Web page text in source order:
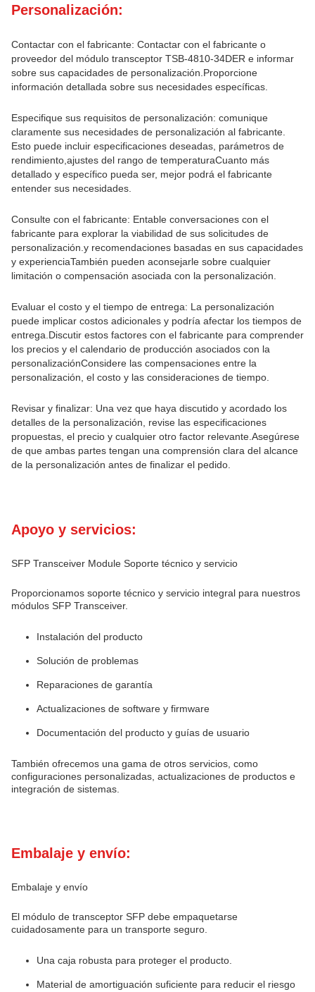
Personalización:
Contactar con el fabricante: Contactar con el fabricante o
proveedor del módulo transceptor TSB-4810-34DER e informar
sobre sus capacidades de personalización.Proporcione
información detallada sobre sus necesidades específicas.
Especifique sus requisitos de personalización: comunique
claramente sus necesidades de personalización al fabricante.
Esto puede incluir especificaciones deseadas, parámetros de
rendimiento,ajustes del rango de temperaturaCuanto más
detallado y específico pueda ser, mejor podrá el fabricante
entender sus necesidades.
Consulte con el fabricante: Entable conversaciones con el
fabricante para explorar la viabilidad de sus solicitudes de
personalización.y recomendaciones basadas en sus capacidades
y experienciaTambién pueden aconsejarle sobre cualquier
limitación o compensación asociada con la personalización.
Evaluar el costo y el tiempo de entrega: La personalización
puede implicar costos adicionales y podría afectar los tiempos de
entrega.Discutir estos factores con el fabricante para comprender
los precios y el calendario de producción asociados con la
personalizaciónConsidere las compensaciones entre la
personalización, el costo y las consideraciones de tiempo.
Revisar y finalizar: Una vez que haya discutido y acordado los
detalles de la personalización, revise las especificaciones
propuestas, el precio y cualquier otro factor relevante.Asegúrese
de que ambas partes tengan una comprensión clara del alcance
de la personalización antes de finalizar el pedido.
Apoyo y servicios:
SFP Transceiver Module Soporte técnico y servicio
Proporcionamos soporte técnico y servicio integral para nuestros
módulos SFP Transceiver.
Instalación del producto
Solución de problemas
Reparaciones de garantía
Actualizaciones de software y firmware
Documentación del producto y guías de usuario
También ofrecemos una gama de otros servicios, como
configuraciones personalizadas, actualizaciones de productos e
integración de sistemas.
Embalaje y envío:
Embalaje y envío
El módulo de transceptor SFP debe empaquetarse
cuidadosamente para un transporte seguro.
Una caja robusta para proteger el producto.
Material de amortiguación suficiente para reducir el riesgo